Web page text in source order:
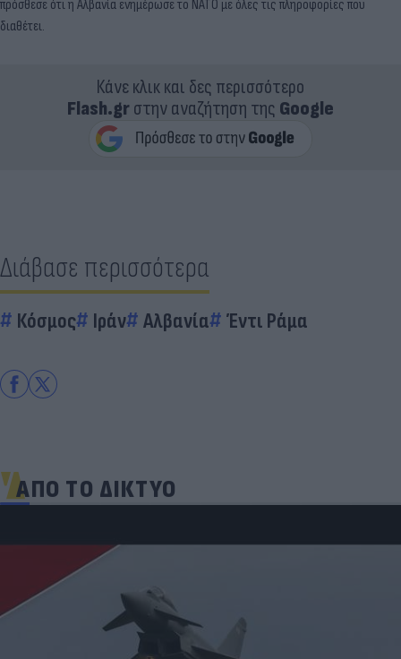
πρόσθεσε ότι η Αλβανία ενημέρωσε το ΝΑΤΟ με όλες τις πληροφορίες που
διαθέτει.
Κάνε κλικ και δες περισσότερο
Flash.grστην αναζήτηση της Google
Διάβασε περισσότερα
Κόσμος Ιράν Αλβανία Έντι Ράμα
ΑΠΟ ΤΟ ΔΙΚΤΥΟ